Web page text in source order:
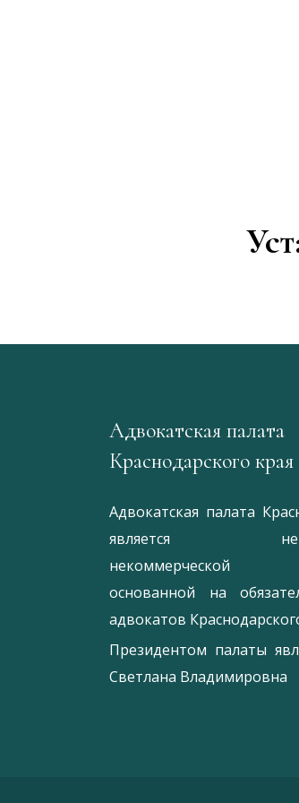
Адвокатская палата
Краснодарского края
Адвокатская палата
является
некоммерческой
основанной на
адвокатов
Президентом палаты
Светлана Владимировна